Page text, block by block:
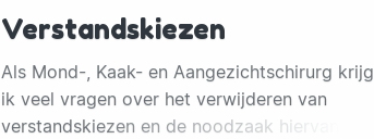
Verstandskiezen
Als Mond-, Kaak- en Aangezichtschirurg krijg
ik veel vragen over het verwijderen van
verstandskiezen en de noodzaak hiervan. A